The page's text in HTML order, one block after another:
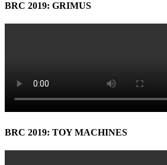
BRC 2019: GRIMUS
BRC 2019: TOY MACHINES